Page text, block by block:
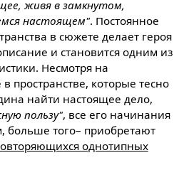
живя в замкнутом,
настоящем". Постоянное
в сюжете делает героя
и становится одним из
Несмотря на
пространстве, которые тесно
найти настоящее дело,
пользу", все его начинания
больше того– приобретают
однотипных